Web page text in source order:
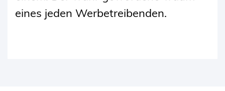
eines jeden Werbetreibenden.